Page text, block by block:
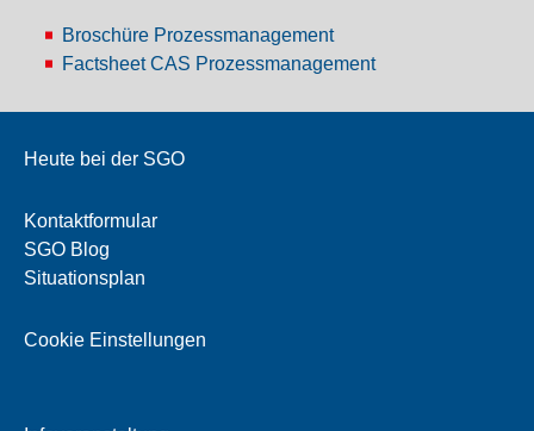
Broschüre Prozessmanagement
Factsheet CAS Prozessmanagement
Heute bei der SGO
Kontaktformular
SGO Blog
Situationsplan
Cookie Einstellungen